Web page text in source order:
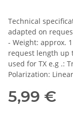
Technical
adapted on
- Weight: approx.
request length up
used for TX e.g .:
Polarization: Linear
5,99 €